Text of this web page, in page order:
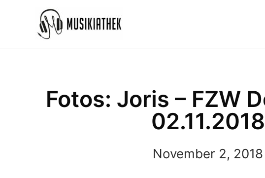
Fotos: Joris – FZW
02.11.2018
November 2, 2018